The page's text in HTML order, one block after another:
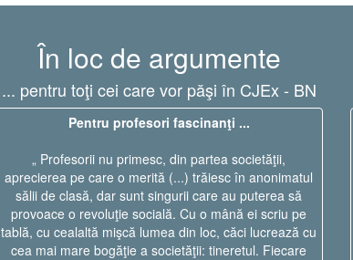
În loc de argumente
... pentru toţi cei care vor păşi în CJEx - BN
Pentru profesori fascinanţi ...
„ Profesorii nu primesc, din partea societăţii,
aprecierea pe care o merită (...) trăiesc în anonimatul
sălii de clasă, dar sunt singurii care au puterea să
provoace o revoluţie socială. Cu o mână ei scriu pe
tablă, cu cealaltă mişcă lumea din loc, căci lucrează cu
cea mai mare bogăţie a societăţii: tineretul. Fiecare